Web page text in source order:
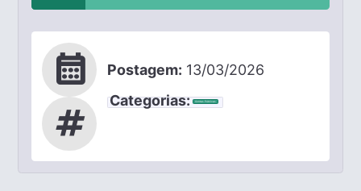
calendar_month Postagem: 13/03/2026
tag
Categorias: Contas Públicas